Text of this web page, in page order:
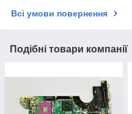
Всі умови повернення
Подібні товари компанії